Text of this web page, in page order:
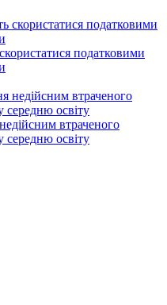
податковими
втраченого
середню освіту